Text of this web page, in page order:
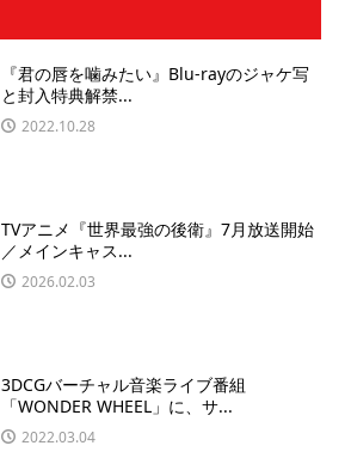
『君の唇を噛みたい』Blu-rayのジャケ写
と封入特典解禁...
2022.10.28
TVアニメ『世界最強の後衛』7月放送開始
／メインキャス...
2026.02.03
3DCGバーチャル音楽ライブ番組
「WONDER WHEEL」に、サ...
2022.03.04